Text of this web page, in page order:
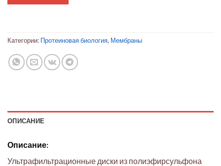
Категории: Протеиновая биология, Мембраны
ОПИСАНИЕ
Описание:
Ультрафильтрационные диски из полиэфирсульфона